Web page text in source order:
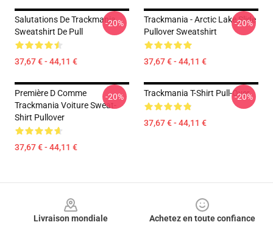
Salutations De Trackmania
Sweatshirt De Pull
37,67 € - 44,11 €
-20%
Trackmania - Arctic Lake Slide
Pullover Sweatshirt
37,67 € - 44,11 €
-20%
Première D Comme
Trackmania Voiture Sweat-
Shirt Pullover
37,67 € - 44,11 €
-20% Trackmania T-Shirt Pull-Over
37,67 € - 44,11 €
-20%
Livraison mondiale
Achetez en toute confiance